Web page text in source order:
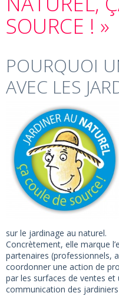
SOURCE ! »
POURQUOI
AVEC LES
sur le jardinage au naturel.
Concrètement, elle marque
partenaires (professionnels,
coordonner une action de
par les surfaces de ventes
communication des